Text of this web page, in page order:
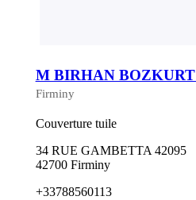
M BIRHAN BOZKURT
Firminy
Couverture tuile
34 RUE GAMBETTA 42095
42700 Firminy
+33788560113